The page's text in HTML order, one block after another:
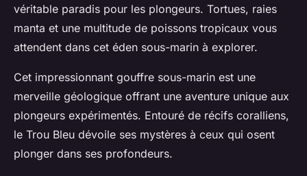
véritable paradis pour les plongeurs. Tortues, raies
manta et une multitude de poissons tropicaux vous
attendent dans cet éden sous-marin à explorer.
Cet impressionnant gouffre sous-marin est une
merveille géologique offrant une aventure unique aux
plongeurs expérimentés. Entouré de récifs coralliens,
le Trou Bleu dévoile ses mystères à ceux qui osent
plonger dans ses profondeurs.